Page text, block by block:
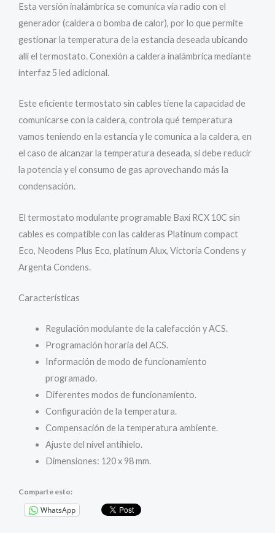
Esta versión inalámbrica se comunica vía radio con el
generador (caldera o bomba de calor), por lo que permite
gestionar la temperatura de la estancia deseada ubicando
allí el termostato. Conexión a caldera inalámbrica mediante
interfaz 5 led adicional.
Este eficiente termostato sin cables tiene la capacidad de
comunicarse con la caldera, controla qué temperatura
vamos teniendo en la estancia y le comunica a la caldera, en
el caso de alcanzar la temperatura deseada, si debe reducir
la potencia y el consumo de gas aprovechando más la
condensación.
El termostato modulante programable Baxi RCX 10C sin
cables es compatible con las calderas Platinum compact
Eco, Neodens Plus Eco, platinum Alux, Victoria Condens y
Argenta Condens.
Características
Regulación modulante de la calefacción y ACS.
Programación horaria del ACS.
Información de modo de funcionamiento
programado.
Diferentes modos de funcionamiento.
Configuración de la temperatura.
Compensación de la temperatura ambiente.
Ajuste del nivel antihielo.
Dimensiones: 120 x 98 mm.
Comparte esto:
WhatsApp